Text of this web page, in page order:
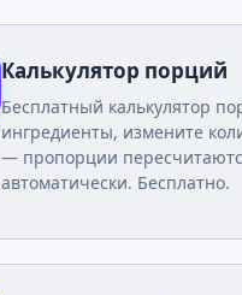
Калькулятор порций
Бесплатный калькулятор
ингредиенты, измените
— пропорции
автоматически. Бесплатно.